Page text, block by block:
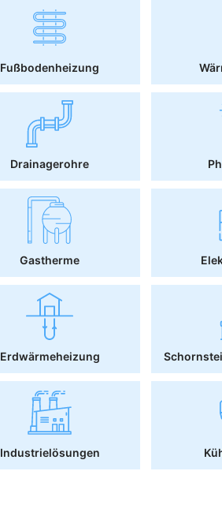
Fußbodenheizung
Drainagerohre
Gastherme
Erdwärmeheizung
Industrielösungen